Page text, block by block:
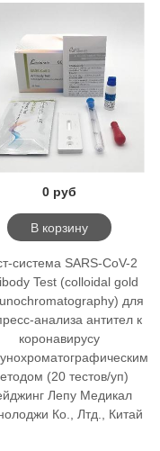
0 руб
В корзину
система SARS-CoV-2
Test (colloidal gold
для
анализа антител к
коронавирусу
(20 тестов/уп)
Лепу Медикал
Ко., Лтд., Китай